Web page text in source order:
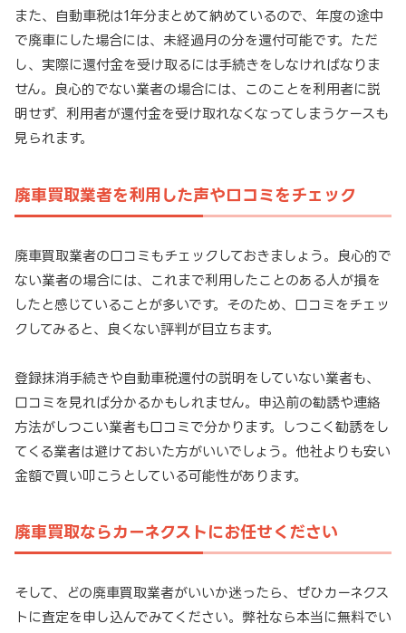
また、自動車税は1年分まとめて納めているので、年度の途中
で廃車にした場合には、未経過月の分を還付可能です。ただ
し、実際に還付金を受け取るには手続きをしなければなりま
せん。良心的でない業者の場合には、このことを利用者に説
明せず、利用者が還付金を受け取れなくなってしまうケースも
見られます。
廃車買取業者を利用した声や口コミをチェック
廃車買取業者の口コミもチェックしておきましょう。良心的で
ない業者の場合には、これまで利用したことのある人が損を
したと感じていることが多いです。そのため、口コミをチェッ
クしてみると、良くない評判が目立ちます。
登録抹消手続きや自動車税還付の説明をしていない業者も、
口コミを見れば分かるかもしれません。申込前の勧誘や連絡
方法がしつこい業者も口コミで分かります。しつこく勧誘をし
てくる業者は避けておいた方がいいでしょう。他社よりも安い
金額で買い叩こうとしている可能性があります。
廃車買取ならカーネクストにお任せください
そして、どの廃車買取業者がいいか迷ったら、ぜひカーネクス
トに査定を申し込んでみてください。弊社なら本当に無料でい